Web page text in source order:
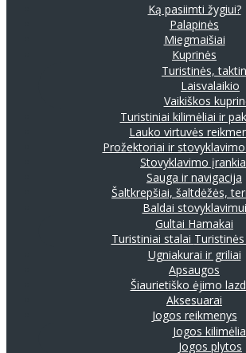
Ką pasiimti žygiui?
Palapinės
Miegmaišiai
Kuprinės
Turistinės,
Laisvalaikio
Vaikiškos
Turistiniai kilimėliai ir
Lauko virtuvės
Prožektoriai ir
Stovyklavimo
Sauga ir navigacija
Šaltkrepšiai, šaltdėžės,
Baldai stovyklavimui
Gultai Hamakai
Turistiniai stalai
Ugniakurai ir griliai
Apsaugos
Šiaurietiško ėjimo
Aksesuarai
Jogos reikmenys
Jogos
Jogos plytos